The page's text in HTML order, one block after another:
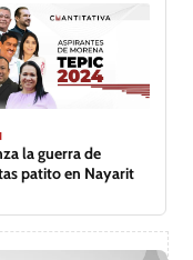
la guerra de
patito en Nayarit